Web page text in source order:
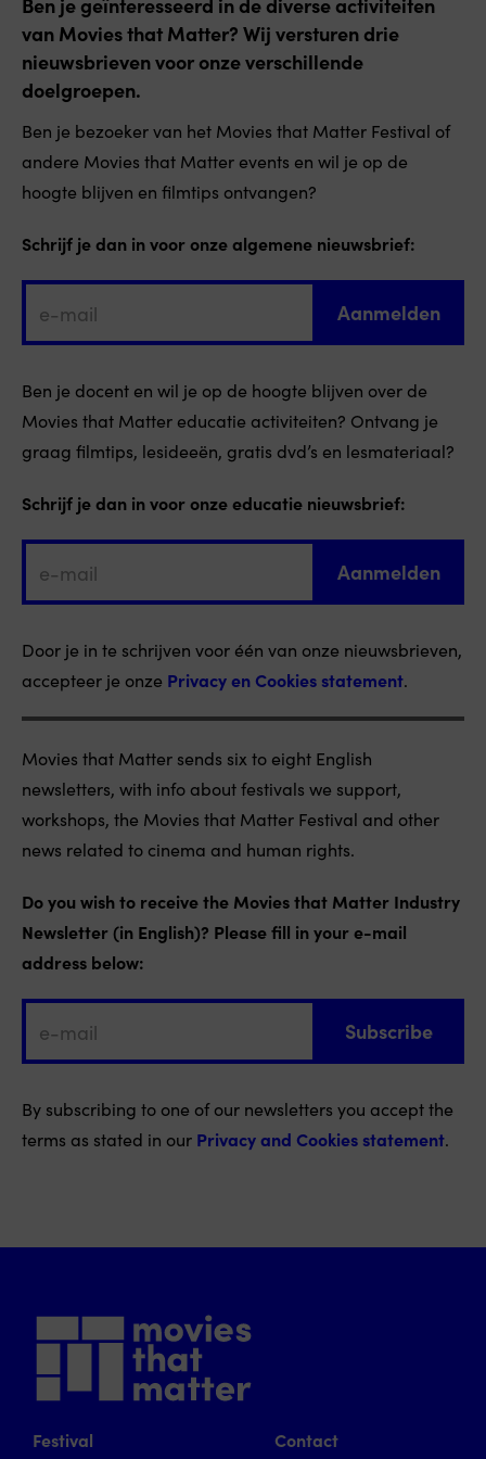
van Movies that Matter? Wij versturen drie
nieuwsbrieven voor onze verschillende
doelgroepen.
Ben je bezoeker van het Movies that Matter Festival of
andere Movies that Matter events en wil je op de
hoogte blijven en filmtips ontvangen?
Schrijf je dan in voor onze algemene nieuwsbrief:
Ben je docent en wil je op de hoogte blijven over de
Movies that Matter educatie activiteiten? Ontvang je
graag filmtips, lesideeën, gratis dvd’s en lesmateriaal?
Schrijf je dan in voor onze educatie nieuwsbrief:
Door je in te schrijven voor één van onze nieuwsbrieven,
accepteer je onze Privacy en Cookies statement.
Movies that Matter sends six to eight English
newsletters, with info about festivals we support,
workshops, the Movies that Matter Festival and other
news related to cinema and human rights.
Do you wish to receive the Movies that Matter Industry
Newsletter (in English)? Please fill in your e-mail
address below:
By subscribing to one of our newsletters you accept the
terms as stated in our Privacy and Cookies statement.
Festival
Contact